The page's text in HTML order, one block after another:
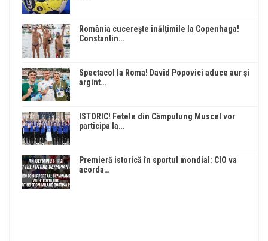
România cucerește înălțimile la Copenhaga!
Constantin…
Spectacol la Roma! David Popovici aduce aur și
argint…
ISTORIC! Fetele din Câmpulung Muscel vor
participa la…
Premieră istorică în sportul mondial: CIO va
acorda…